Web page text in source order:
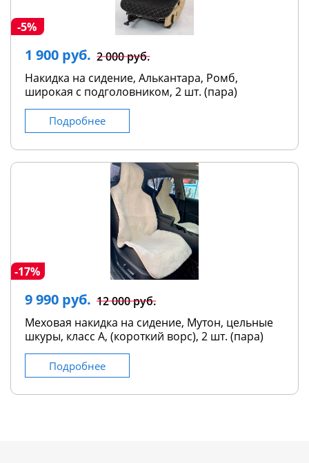
-5%
1 900 руб. 2 000 руб.
Накидка на сидение, Алькантара, Ромб,
широкая с подголовником, 2 шт. (пара)
Подробнее
-17%
9 990 руб. 12 000 руб.
Меховая накидка на сидение, Мутон, цельные
шкуры, класс А, (короткий ворс), 2 шт. (пара)
Подробнее